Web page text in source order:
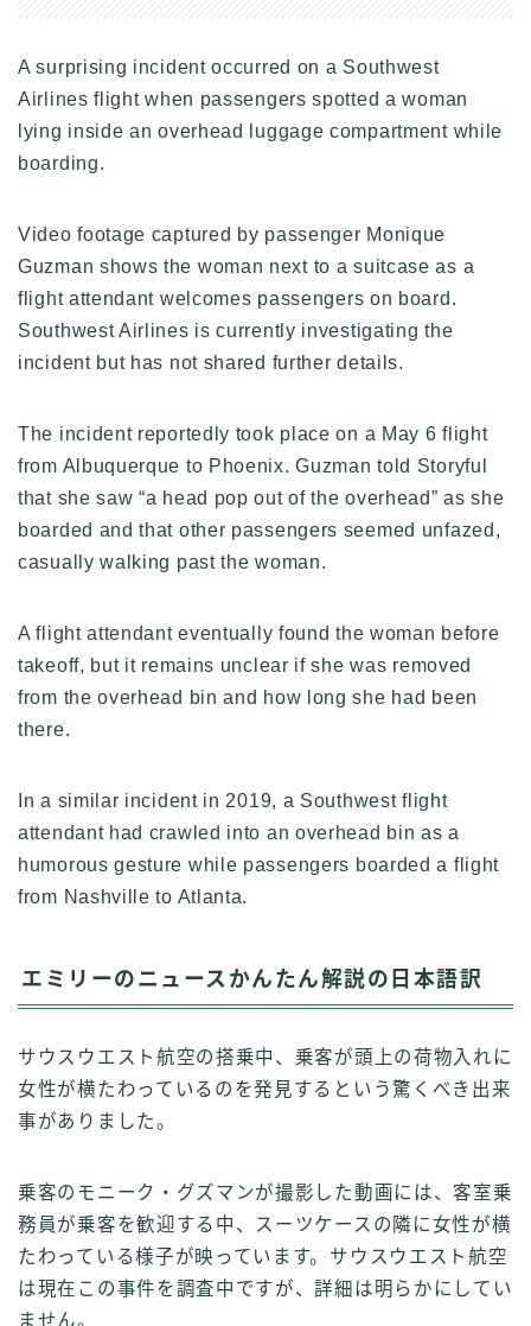
A surprising incident occurred on a Southwest
Airlines flight when passengers spotted a woman
lying inside an overhead luggage compartment while
boarding.
Video footage captured by passenger Monique
Guzman shows the woman next to a suitcase as a
flight attendant welcomes passengers on board.
Southwest Airlines is currently investigating the
incident but has not shared further details.
The incident reportedly took place on a May 6 flight
from Albuquerque to Phoenix. Guzman told Storyful
that she saw “a head pop out of the overhead” as she
boarded and that other passengers seemed unfazed,
casually walking past the woman.
A flight attendant eventually found the woman before
takeoff, but it remains unclear if she was removed
from the overhead bin and how long she had been
there.
In a similar incident in 2019, a Southwest flight
attendant had crawled into an overhead bin as a
humorous gesture while passengers boarded a flight
from Nashville to Atlanta.
エミリーのニュースかんたん解説の日本語訳
サウスウエスト航空の搭乗中、乗客が頭上の荷物入れに
女性が横たわっているのを発見するという驚くべき出来
事がありました。
乗客のモニーク・グズマンが撮影した動画には、客室乗
務員が乗客を歓迎する中、スーツケースの隣に女性が横
たわっている様子が映っています。サウスウエスト航空
は現在この事件を調査中ですが、詳細は明らかにしてい
ません。